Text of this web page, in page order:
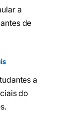
a
de
a
do